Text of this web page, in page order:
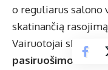
o reguliarus salono
skatinančią
Vairuotojai
pasiruošimo